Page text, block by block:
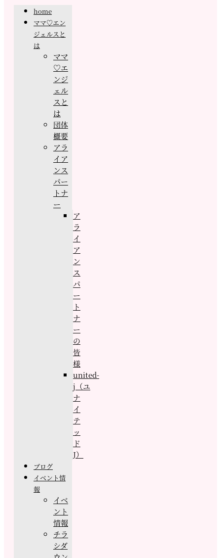
home
ママ♡エン
ジェルスと
は
ママ
♡エ
ンジ
ェル
スと
は
団体
概要
アラ
イア
ンス
パー
トナ
ー
ア
ラ
イ
ア
ン
ス
パ
ー
ト
ナ
ー
の
皆
様
united-
j（ユ
ナ
イ
テ
ッ
ド
J）
ブログ
イベント情
報
イベ
ント
情報
チラ
シダ